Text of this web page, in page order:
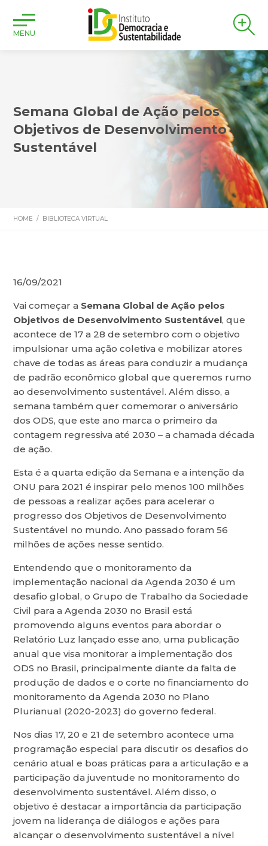
MENU
Semana Global de Ação pelos
Objetivos de Desenvolvimento
Sustentável
HOME / BIBLIOTECA VIRTUAL
16/09/2021
Vai começar a Semana Global de Ação pelos
Objetivos de Desenvolvimento Sustentável, que
acontece de 17 a 28 de setembro com o objetivo
impulsionar uma ação coletiva e mobilizar atores
chave de todas as áreas para conduzir a mudança
de padrão econômico global que queremos rumo
ao desenvolvimento sustentável. Além disso, a
semana também quer comemorar o aniversário
dos ODS, que este ano marca o primeiro da
contagem regressiva até 2030 – a chamada década
de ação.
Esta é a quarta edição da Semana e a intenção da
ONU para 2021 é inspirar pelo menos 100 milhões
de pessoas a realizar ações para acelerar o
progresso dos Objetivos de Desenvolvimento
Sustentável no mundo. Ano passado foram 56
milhões de ações nesse sentido.
Entendendo que o monitoramento da
implementação nacional da Agenda 2030 é um
desafio global, o Grupo de Trabalho da Sociedade
Civil para a Agenda 2030 no Brasil está
promovendo alguns eventos para abordar o
Relatório Luz lançado esse ano, uma publicação
anual que visa monitorar a implementação dos
ODS no Brasil, principalmente diante da falta de
produção de dados e o corte no financiamento do
monitoramento da Agenda 2030 no Plano
Plurianual (2020-2023) do governo federal.
Nos dias 17, 20 e 21 de setembro acontece uma
programação especial para discutir os desafios do
cenário atual e boas práticas para a articulação e a
participação da juventude no monitoramento do
desenvolvimento sustentável. Além disso, o
objetivo é destacar a importância da participação
jovem na liderança de diálogos e ações para
alcançar o desenvolvimento sustentável a nível